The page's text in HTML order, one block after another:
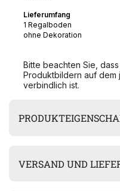
Lieferumfang
1 Regalboden
ohne Dekoration
Bitte beachten Sie,
Produktbildern auf dem
verbindlich ist.
VERSAND UND